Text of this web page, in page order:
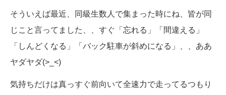
そういえば最近、同級生数人で集まった時にね、皆が同
じこと言ってました、、すぐ「忘れる」「間違える」
「しんどくなる」「バック駐車が斜めになる」、、ああ
ヤダヤダ(>_<)
気持ちだけは真っすぐ前向いて全速力で走ってるつもり